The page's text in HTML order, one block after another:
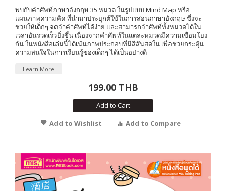
พบกับคำศัพท์ภาษาอังกฤษ 35 หมวด ในรูปแบบ Mind Map หรือ
แผนภาพความคิด ที่นำมาประยุกต์ใช้ในการสอนภาษาอังกฤษ ซึ่งจะ
ช่วยให้เด็กๆ จดจำคำศัพท์ได้ง่าย และสามารถจำศัพท์ทั้งหมวดได้ใน
เวลาอันรวดเร็วยิ่งขึ้น เนื่องจากคำศัพท์ในแต่ละหมวดมีความเชื่อมโยง
กัน ในหนังสือเล่มนี้ได้เน้นภาพประกอบที่มีสีสันสดใน เพื่อช่วยกระตุ้น
ความสนใจในการเรียนรู้ของเด็กๆ ได้เป็นอย่างดี
Learn More
199.00 THB
Add to Cart
Add to Wishlist
Add to Compare